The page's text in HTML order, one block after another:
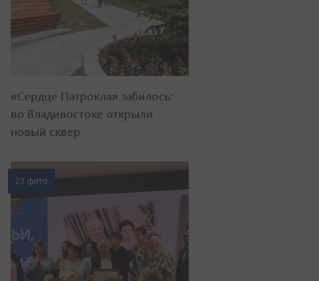
«Сердце Патрокла» забилось:
во Владивостоке открыли
новый сквер
23 фото